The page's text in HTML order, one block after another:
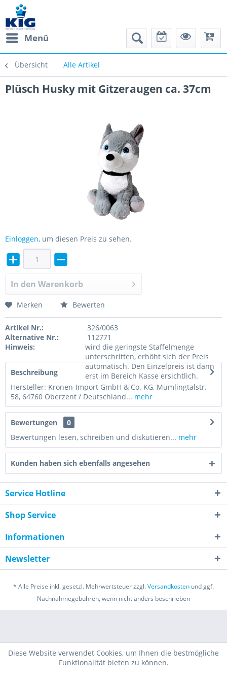
Menü
Übersicht Alle Artikel
Plüsch Husky mit Gitzeraugen ca. 37cm
Einloggen, um diesen Preis zu sehen.
In den Warenkorb
Merken Bewerten
Artikel Nr.:
326/0063
Alternative Nr.:
112771
Hinweis:
wird die geringste Staffelmenge
unterschritten, erhöht sich der Preis
automatisch. Den Einzelpreis ist dann
erst im Bereich Kasse ersichtlich.
Beschreibung
Hersteller: Kronen-Import GmbH & Co. KG, Mümlingtalstr.
58, 64760 Oberzent / Deutschland... mehr
Bewertungen
0
Bewertungen lesen, schreiben und diskutieren... mehr
Kunden haben sich ebenfalls angesehen
Service Hotline
Shop Service
Informationen
Newsletter
* Alle Preise inkl. gesetzl. Mehrwertsteuer zzgl.Versandkosten und ggf.
Nachnahmegebühren, wenn nicht anders beschrieben
Diese Website verwendet Cookies, um Ihnen die bestmögliche
Funktionalität bieten zu können.